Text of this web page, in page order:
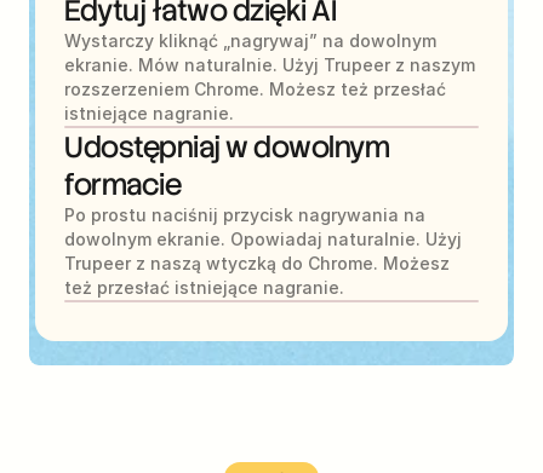
Edytuj łatwo dzięki AI
Wystarczy kliknąć „nagrywaj” na dowolnym
ekranie. Mów naturalnie. Użyj Trupeer z naszym
rozszerzeniem Chrome. Możesz też przesłać
istniejące nagranie.
Udostępniaj w dowolnym
formacie
Po prostu naciśnij przycisk nagrywania na
dowolnym ekranie. Opowiadaj naturalnie. Użyj
Trupeer z naszą wtyczką do Chrome. Możesz
też przesłać istniejące nagranie.